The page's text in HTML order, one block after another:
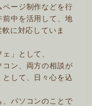
ページ制作などを行
前中を活用して、地
に対応していま
」として、
コン、両方の相談が
して、日々心を込
、パソコンのことで